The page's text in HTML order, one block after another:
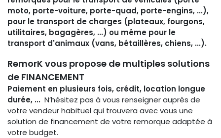
moto, porte-voiture, porte-quad, porte-engins, ...),
pour le transport de charges (plateaux, fourgons,
utilitaires, bagagères, ...) ou même pour le
transport d'animaux (vans, bétaillères, chiens, ...).
RemorK vous propose de multiples solutions
de FINANCEMENT
Paiement en plusieurs fois, crédit, location longue
durée, ... N’hésitez pas à vous renseigner auprès de
votre vendeur habituel qui trouvera avec vous une
solution de financement de votre remorque adaptée à
votre budget.